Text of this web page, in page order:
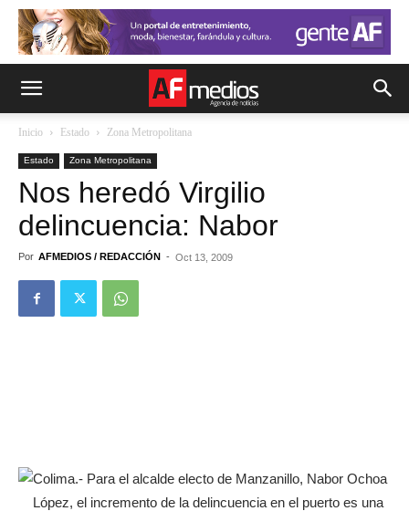
Inicio Estado Zona Metropolitana
Estado Zona Metropolitana
Nos heredó Virgilio
delincuencia: Nabor
Por AFMEDIOS / REDACCIÓN - Oct 13, 2009
Colima.- Para el alcalde electo de Manzanillo, Nabor Ochoa
López, el incremento de la delincuencia en el puerto es una